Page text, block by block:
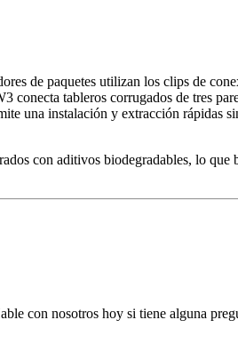
de paquetes utilizan los clips de
tableros corrugados de tres
una instalación y extracción rápidas
con aditivos biodegradables, lo que
con nosotros hoy si tiene alguna